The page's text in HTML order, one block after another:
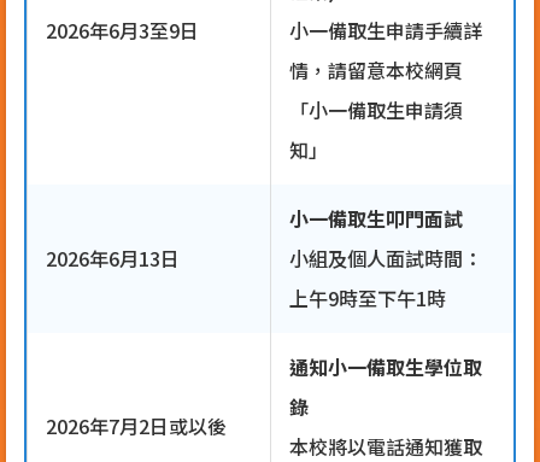
2026年6月3至9日
小一備取生申請手續詳
情，請留意本校網頁
「小一備取生申請須
知」
2026年6月13日
小一備取生叩門面試
小組及個人面試時間：
上午9時至下午1時
2026年7月2日或以後
通知小一備取生學位取
錄
本校將以電話通知獲取